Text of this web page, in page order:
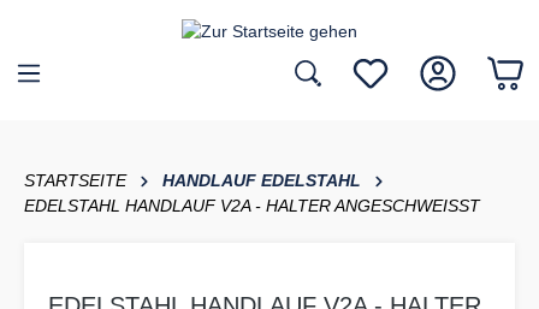
STARTSEITE
HANDLAUF EDELSTAHL
EDELSTAHL HANDLAUF V2A - HALTER ANGESCHWEISST